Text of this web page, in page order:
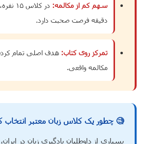
سهم کم از مکالمه:
دقیقه فرصت صحبت دارد.
تمرکز روی کتاب: هدف اصلی تمام
مکالمه واقعی.
🧐 چطور یک کلاس زبان معتبر انتخاب
بسیاری از داوطلبان یادگیری زبان در